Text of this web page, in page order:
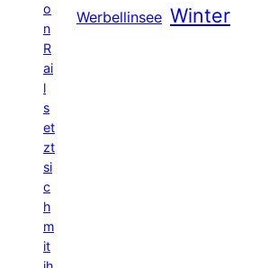
o
n
R
ai
l
s
et
zt
si
c
h
m
it
Werbellinsee Winter